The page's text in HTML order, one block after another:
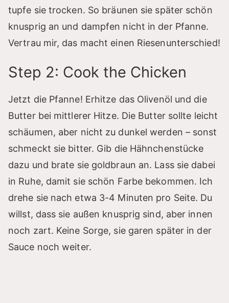
tupfe sie trocken. So bräunen sie später schön
knusprig an und dampfen nicht in der Pfanne.
Vertrau mir, das macht einen Riesenunterschied!
Step 2: Cook the Chicken
Jetzt die Pfanne! Erhitze das Olivenöl und die
Butter bei mittlerer Hitze. Die Butter sollte leicht
schäumen, aber nicht zu dunkel werden – sonst
schmeckt sie bitter. Gib die Hähnchenstücke
dazu und brate sie goldbraun an. Lass sie dabei
in Ruhe, damit sie schön Farbe bekommen. Ich
drehe sie nach etwa 3-4 Minuten pro Seite. Du
willst, dass sie außen knusprig sind, aber innen
noch zart. Keine Sorge, sie garen später in der
Sauce noch weiter.